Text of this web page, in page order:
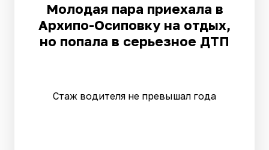
Молодая пара приехала в
Архипо-Осиповку на отдых,
но попала в серьезное ДТП
Стаж водителя не превышал года